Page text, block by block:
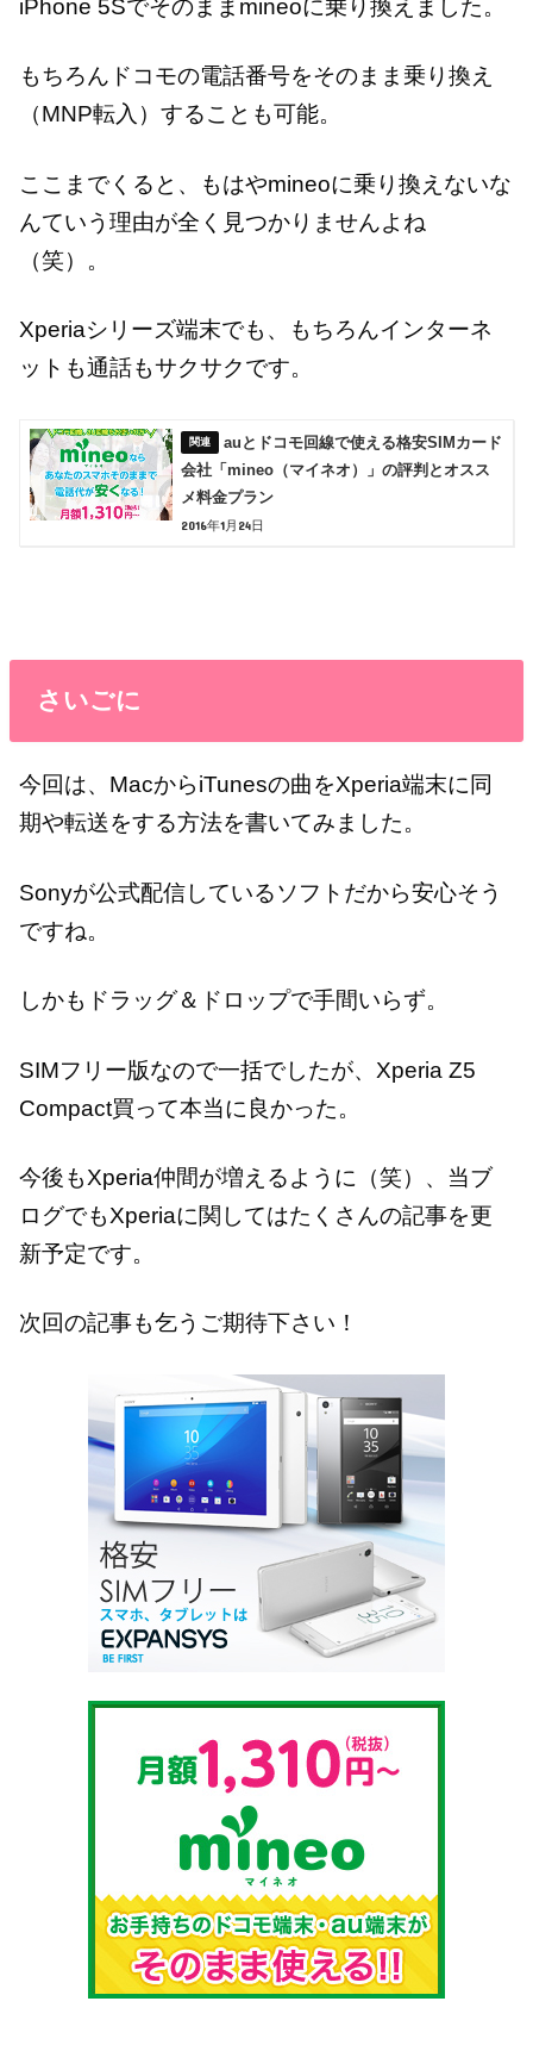
iPhone 5Sでそのままmineoに乗り換えました。
もちろんドコモの電話番号をそのまま乗り換え
（MNP転入）することも可能。
ここまでくると、もはやmineoに乗り換えないな
んていう理由が全く見つかりませんよね
（笑）。
Xperiaシリーズ端末でも、もちろんインターネ
ットも通話もサクサクです。
auとドコモ回線で使える格安SIMカード
会社「mineo（マイネオ）」の評判とオスス
メ料金プラン
2016年1月24日
さいごに
今回は、MacからiTunesの曲をXperia端末に同
期や転送をする方法を書いてみました。
Sonyが公式配信しているソフトだから安心そう
ですね。
しかもドラッグ＆ドロップで手間いらず。
SIMフリー版なので一括でしたが、Xperia Z5
Compact買って本当に良かった。
今後もXperia仲間が増えるように（笑）、当ブ
ログでもXperiaに関してはたくさんの記事を更
新予定です。
次回の記事も乞うご期待下さい！